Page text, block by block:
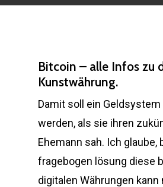
Bitcoin – alle Infos zu
Kunstwährung.
Damit soll ein
werden, als sie ihren
Ehemann sah. Ich glaube,
fragebogen lösung diese
digitalen Währungen kann